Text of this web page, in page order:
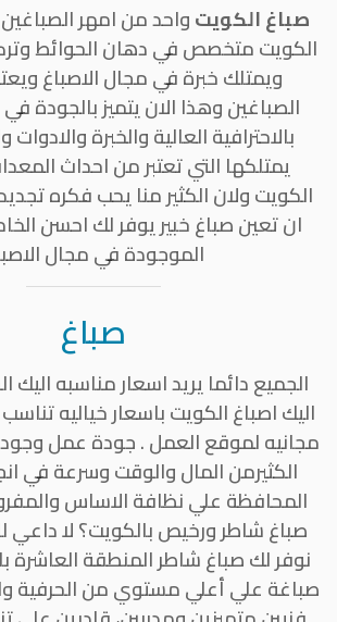
صباغ الكويتواحد من امهر
الكويت متخصص في دهان الحوائط
ويمتلك خبرة في مجال الاصباغ
الصباغين وهذا الان يتميز بالجودة
بالاحترافية العالية والخبرة
يمتلكها التي تعتبر من احداث
الكويت ولان الكثير منا يحب فكره
ان تعين صباغ خبير يوفر لك احسن
الموجودة في مجال
صباغ
الجميع دائما يريد اسعار مناسبه
اليك اصباغ الكويت باسعار خياليه
مجانيه لموقع العمل . جودة عمل
الكثيرمن المال والوقت وسرعة في
المحافظة علي نظافة الاساس
صباغ شاطر ورخيص بالكويت؟ لا داعي
نوفر لك صباغ شاطر المنطقة العاشرة
صباغة علي أعلي مستوي من الحرفية